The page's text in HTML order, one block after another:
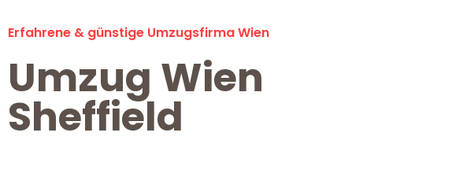
Erfahrene & günstige Umzugsfirma Wien
Umzug Wien
Sheffield